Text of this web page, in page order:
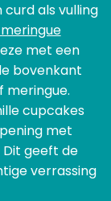
als vulling
met een
bovenkant
meringue.
cupcakes
met
Dit geeft de
verrassing